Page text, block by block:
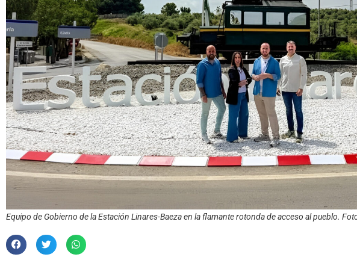
Equipo de Gobierno de la Estación Linares-Baeza en la flamante rotonda de acceso al pueblo.